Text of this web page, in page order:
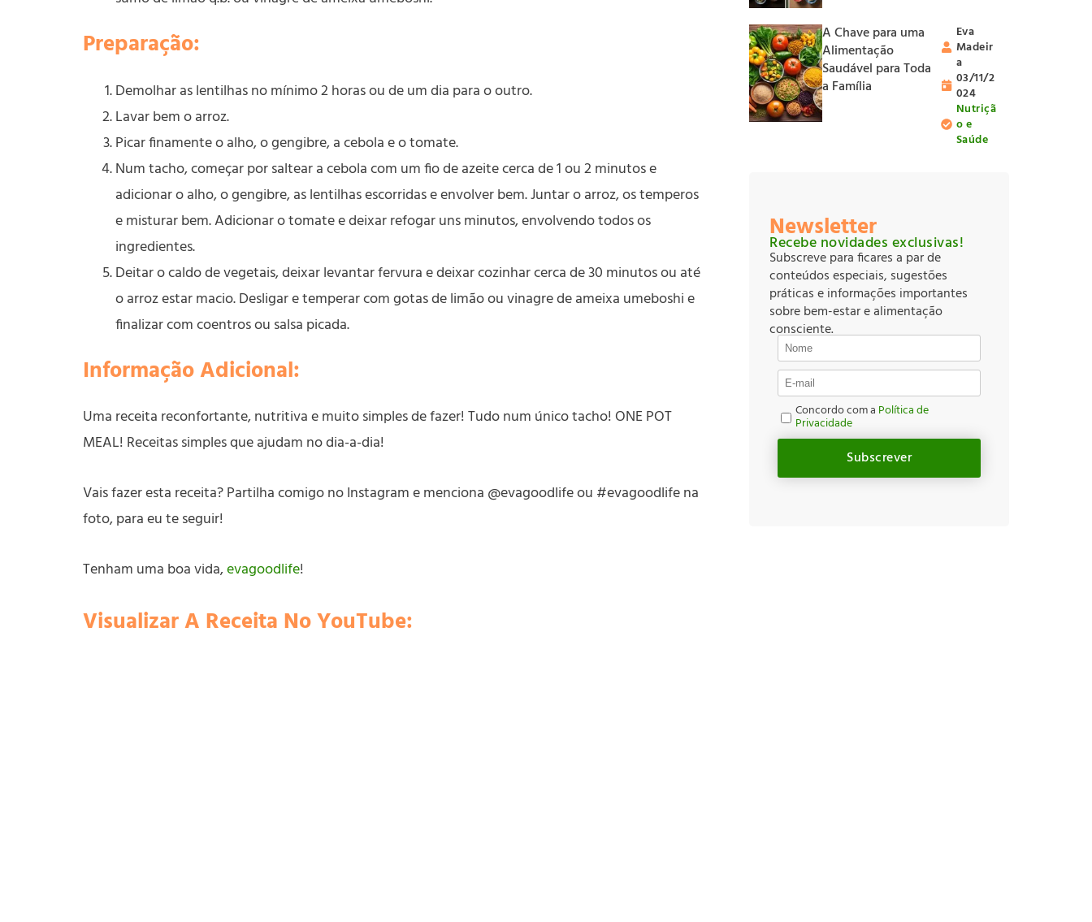
Preparação:
Demolhar as lentilhas no mínimo 2 horas ou de um dia para o outro.
Lavar bem o arroz.
Picar finamente o alho, o gengibre, a cebola e o tomate.
Num tacho, começar por saltear a cebola com um fio de azeite cerca de 1 ou 2 minutos e
adicionar o alho, o gengibre, as lentilhas escorridas e envolver bem. Juntar o arroz, os temperos
e misturar bem. Adicionar o tomate e deixar refogar uns minutos, envolvendo todos os
ingredientes.
Deitar o caldo de vegetais, deixar levantar fervura e deixar cozinhar cerca de 30 minutos ou até
o arroz estar macio. Desligar e temperar com gotas de limão ou vinagre de ameixa umeboshi e
finalizar com coentros ou salsa picada.
Informação Adicional:
Uma receita reconfortante, nutritiva e muito simples de fazer! Tudo num único tacho! ONE POT
MEAL! Receitas simples que ajudam no dia-a-dia!
Vais fazer esta receita? Partilha comigo no Instagram e menciona @evagoodlife ou #evagoodlife na
foto, para eu te seguir!
Tenham uma boa vida,evagoodlife!
Visualizar A Receita No YouTube:
A Chave para uma
Alimentação
Saudável para Toda
a Família
Eva
Madeir
a
03/11/2
024
Nutriçã
o e
Saúde
Newsletter
Recebe novidades exclusivas!
Subscreve para ficares a par de
conteúdos especiais, sugestões
práticas e informações importantes
sobre bem-estar e alimentação
consciente.
Concordo com a Política de
Privacidade
Subscrever